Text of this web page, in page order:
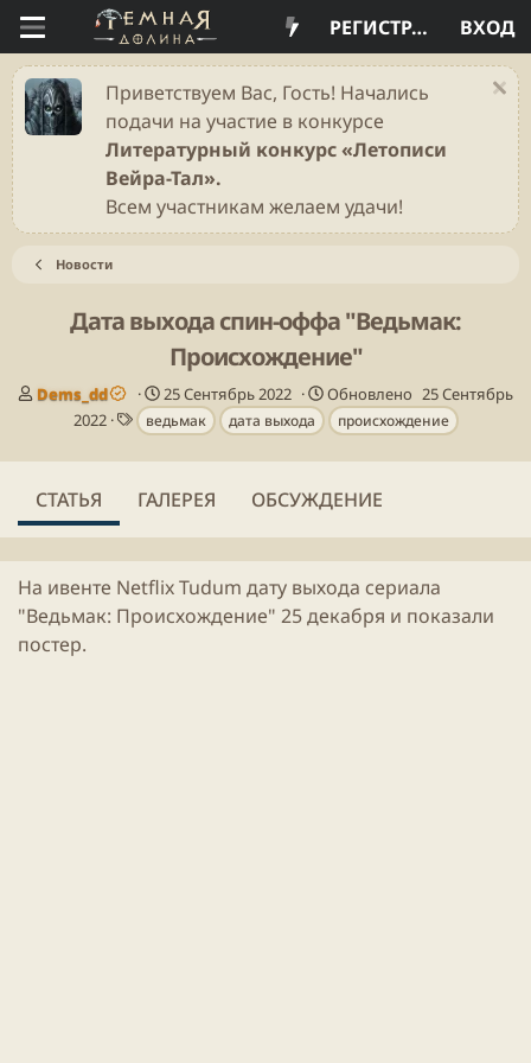
ВХОД
РЕГИСТРАЦИЯ
Приветствуем Вас, Гость! Начались
подачи на участие в конкурсе
Литературный конкурс «Летописи
Вейра-Тал».
Всем участникам желаем удачи!
Новости
Дата выхода спин-оффа "Ведьмак:
Происхождение"
А
о
Dems_dd
Д
а
т
а
у
к
а
25 Сентябрь 2022 Обновлено 25 Сентябрь
2022
Т
е
г
ведьмак дата выхода происхождение
СТАТЬЯ ГАЛЕРЕЯ ОБСУЖДЕНИЕ
На ивенте Netflix Tudum дату выхода сериала
"Ведьмак: Происхождение" 25 декабря и показали
постер.